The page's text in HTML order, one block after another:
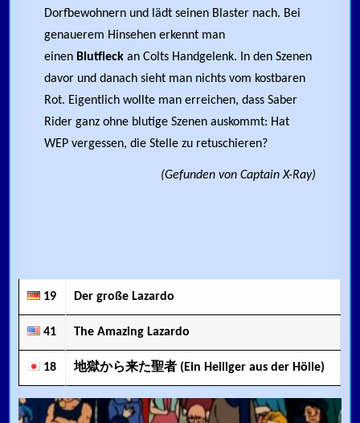
Dorfbewohnern und lädt seinen Blaster nach. Bei
genauerem Hinsehen erkennt man
einen Blutfleck an Colts Handgelenk. In den Szenen
davor und danach sieht man nichts vom kostbaren
Rot. Eigentlich wollte man erreichen, dass Saber
Rider ganz ohne blutige Szenen auskommt: Hat
WEP vergessen, die Stelle zu retuschieren?
(Gefunden von Captain X-Ray)
19 Der große Lazardo
41 The Amazing Lazardo
18 地獄から来た聖者 (Ein Heiliger aus der Hölle)